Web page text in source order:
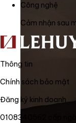
Công nghệ
Cảm nhận sau
Thông tin
Chính sách bảo mật
Đăng ký kinh doanh
0108340562 cấp